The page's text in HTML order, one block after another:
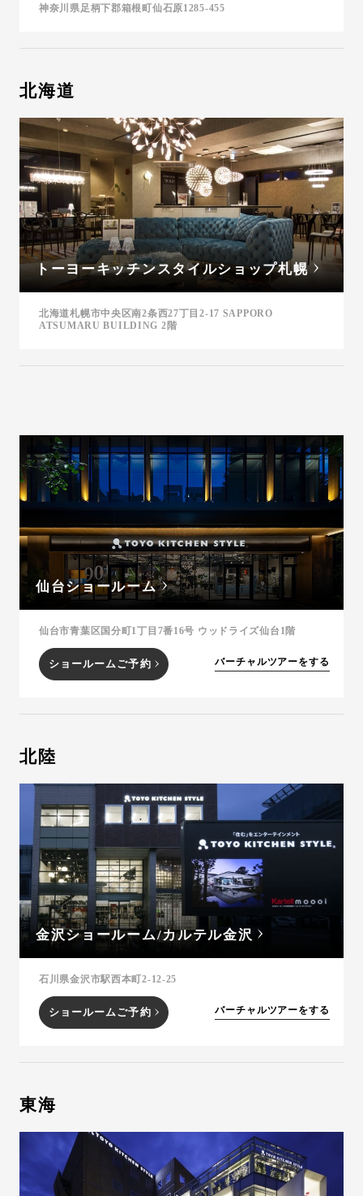
神奈川県足柄下郡箱根町仙石原1285-455
北海道
トーヨーキッチンスタイルショップ札幌
北海道札幌市中央区南2条西27丁目2-17 SAPPORO
ATSUMARU BUILDING 2階
仙台ショールーム
仙台市青葉区国分町1丁目7番16号 ウッドライズ仙台1階
ショールームご予約 バーチャルツアーをする
北陸
金沢ショールーム/カルテル金沢
石川県金沢市駅西本町2-12-25
ショールームご予約 バーチャルツアーをする
東海